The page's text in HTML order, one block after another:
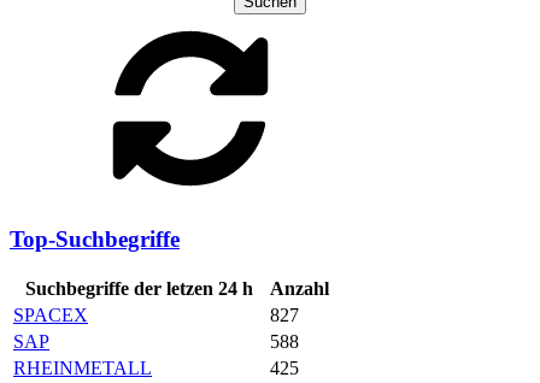
Top-Suchbegriffe
Suchbegriffe der letzen 24 h
Anzahl
SPACEX
827
SAP
588
RHEINMETALL
425